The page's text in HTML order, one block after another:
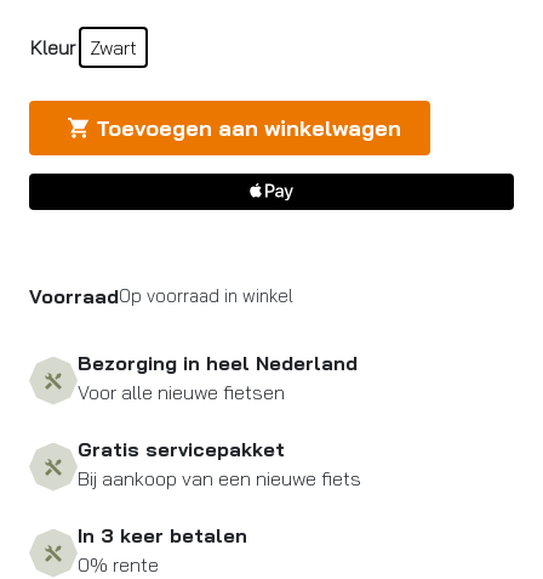
Kleur Zwart
Toevoegen aan winkelwagen
VoorraadOp voorraad in winkel
Bezorging in heel Nederland
Voor alle nieuwe fietsen
Gratis servicepakket
Bij aankoop van een nieuwe fiets
In 3 keer betalen
0% rente